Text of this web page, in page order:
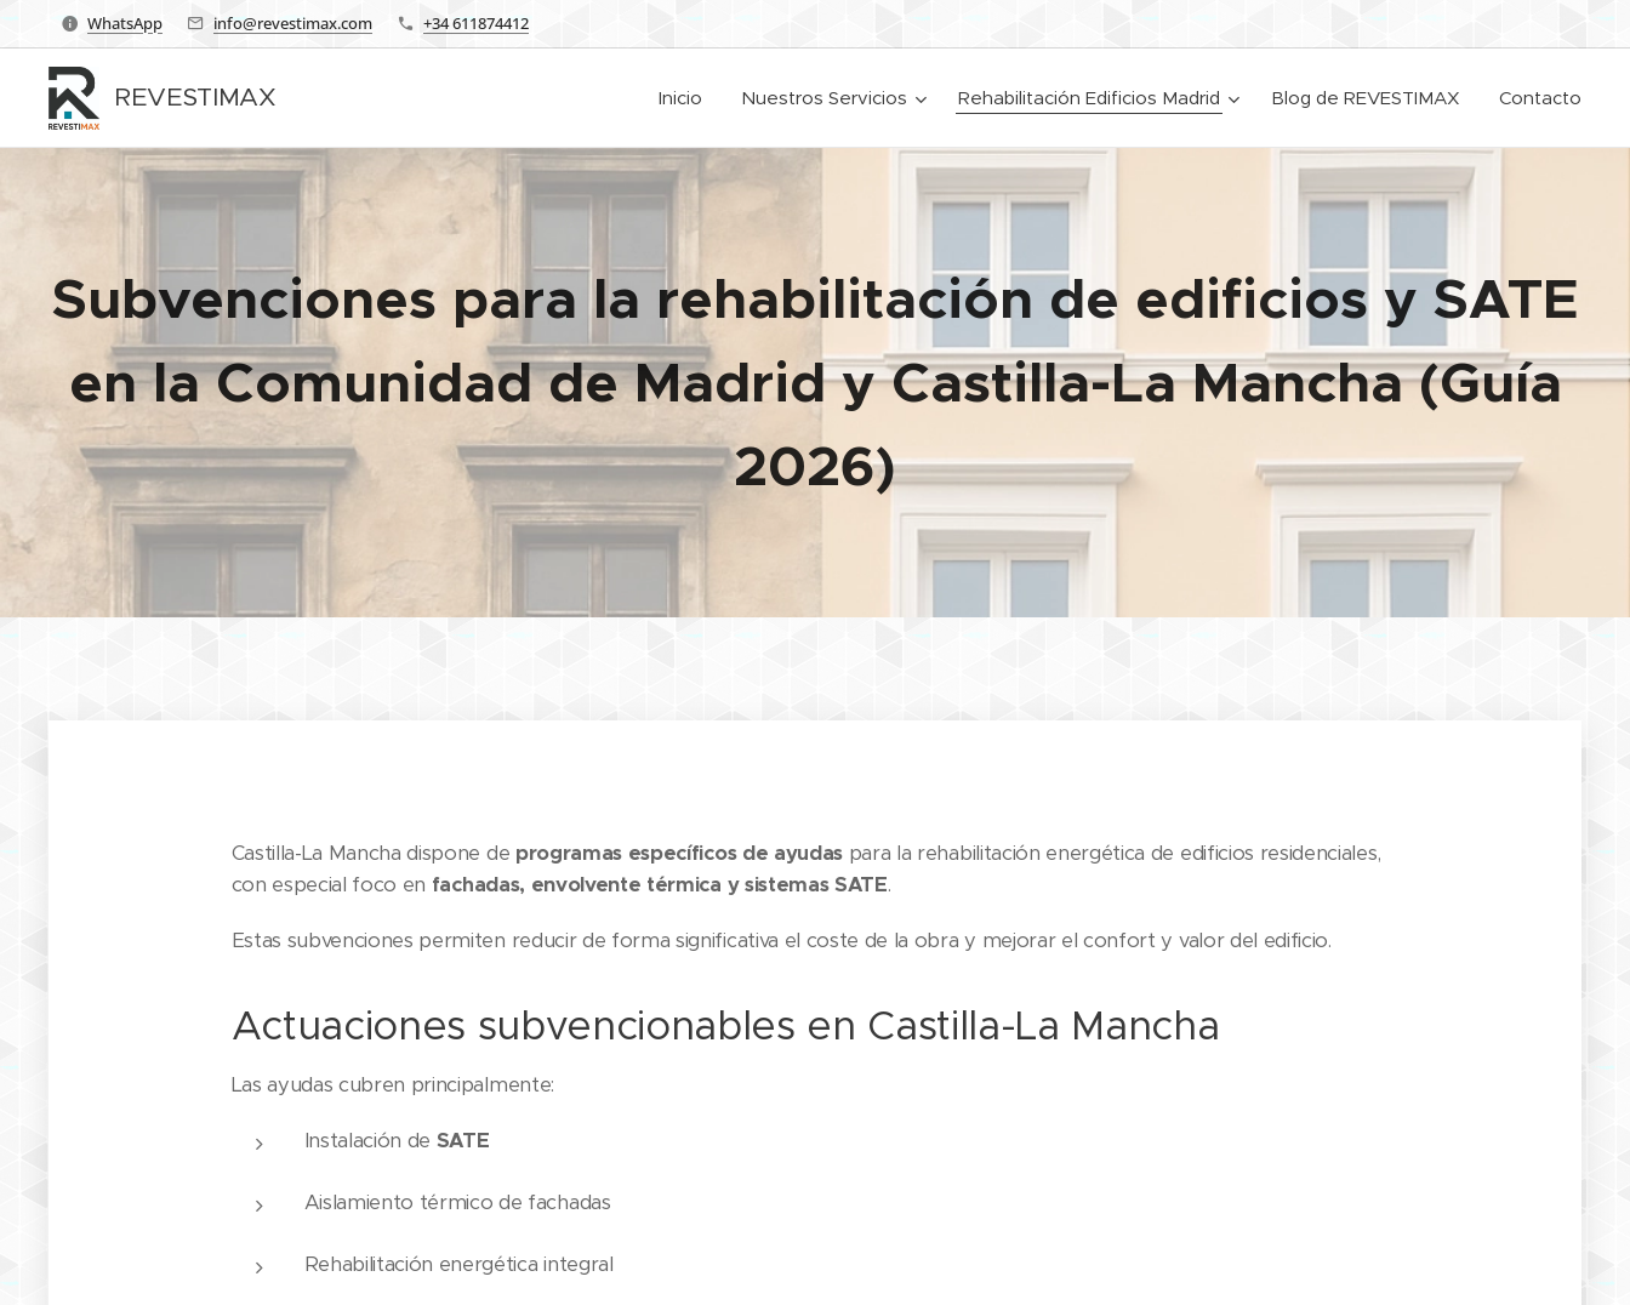
WhatsApp info@revestimax.com +34 611874412
REVESTIMAX Inicio Nuestros Servicios Rehabilitación Edificios Madrid Blog de REVESTIMAX Contacto
Subvenciones para la rehabilitación de edificios y SATE
en la Comunidad de Madrid y Castilla-La Mancha (Guía
2026)
Castilla-La Mancha dispone de programas específicos de ayudas para la rehabilitación energética de edificios residenciales,
con especial foco en fachadas, envolvente térmica y sistemas SATE.
Estas subvenciones permiten reducir de forma significativa el coste de la obra y mejorar el confort y valor del edificio.
Actuaciones subvencionables en Castilla-La Mancha
Las ayudas cubren principalmente:
Instalación de SATE
Aislamiento térmico de fachadas
Rehabilitación energética integral